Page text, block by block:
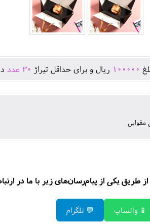
100000 ريال و برای حداقل تيراژ 30 عدد
یکی از پیام‌رسان‌های زیر با ما در
📱 واتساپ 💬 تلگرام